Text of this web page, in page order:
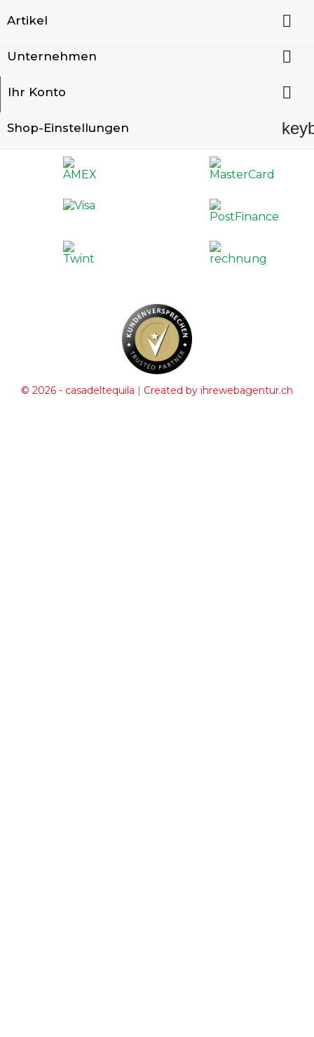
Artikel 
Unternehmen 
Ihr Konto 
Shop-Einstellungen
© 2026 - casadeltequila | Created by ihrewebagentur.ch